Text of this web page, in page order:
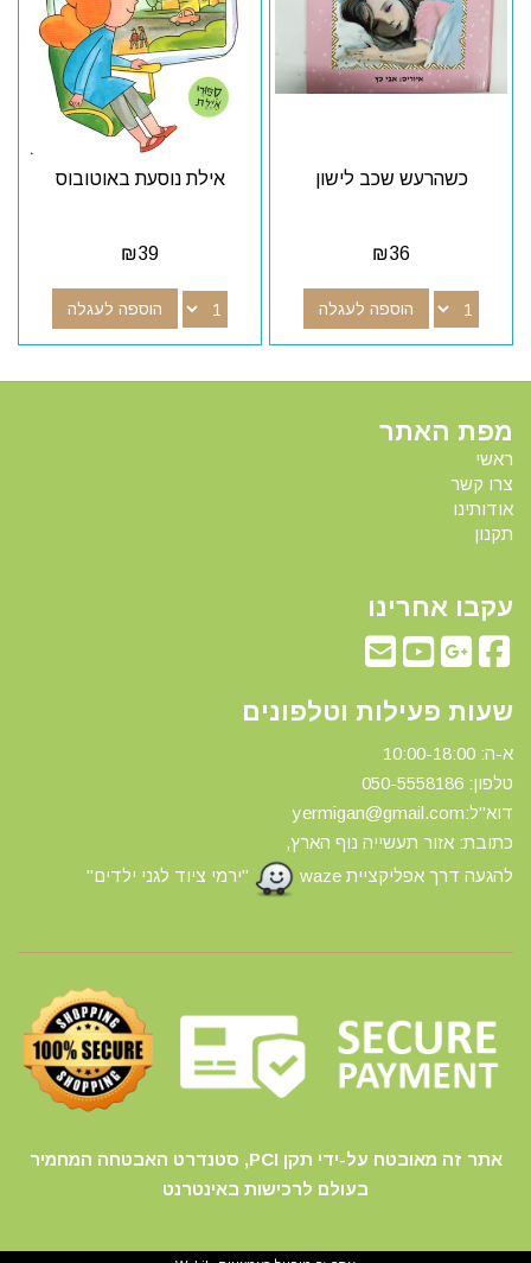
כשהרעש שכב לישון
₪36
הוספה לעגלה
אילת נוסעת באוטובוס
₪39
הוספה לעגלה
מפת האתר
ראשי
צרו קשר
אודותינו
תקנון
עקבו אחרינו
שעות פעילות וטלפונים
א-ה: 10:00-18:00
טלפון: 0 50-5558186
דוא"ל:yermigan@gmail.com
כתובת: אזור תעשייה נוף הארץ,
להגעה דרך אפליקציית waze
"ירמי ציוד לגני ילדים"
אתר זה מאובטח על-ידי תקן PCI, סטנדרט האבטחה המחמיר
בעולם לרכישות באינטרנט